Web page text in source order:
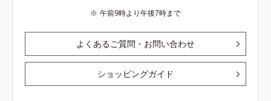
午前9時より午後7時まで
よくあるご質問・お問い合わせ
ショッピングガイド